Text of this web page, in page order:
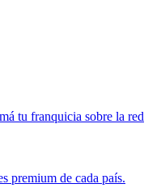
tu franquicia sobre la red
premium de cada país.